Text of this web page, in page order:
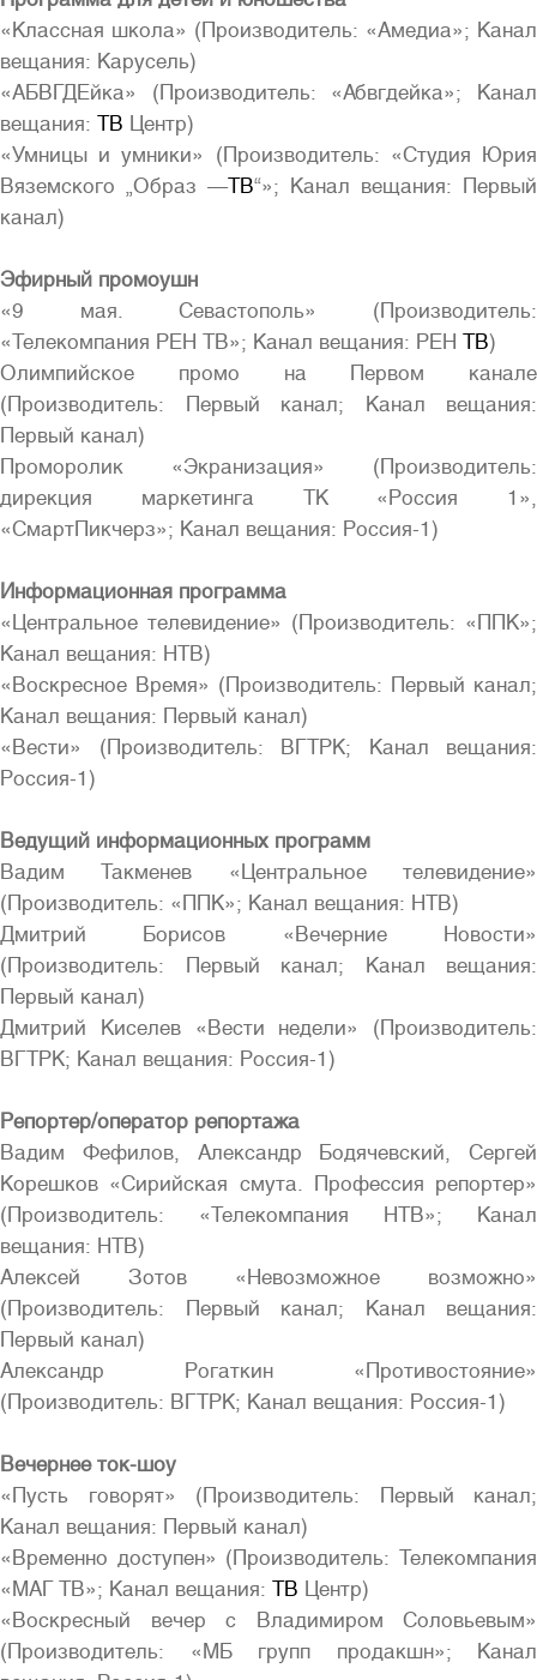
«Классная школа» (Производитель: «Амедиа»; Канал
вещания: Карусель)
«АБВГДЕйка» (Производитель: «Абвгдейка»; Канал
вещания: ТВ Центр)
«Умницы и умники» (Производитель: «Студия Юрия
Вяземского „Образ —ТВ“»; Канал вещания: Первый
канал)
Эфирный промоушн
«9 мая. Севастополь» (Производитель:
«Телекомпания РЕН ТВ»; Канал вещания: РЕН ТВ)
Олимпийское промо на Первом канале
(Производитель: Первый канал; Канал вещания:
Первый канал)
Проморолик «Экранизация» (Производитель:
дирекция маркетинга ТК «Россия 1»,
«СмартПикчерз»; Канал вещания: Россия-1)
Информационная программа
«Центральное телевидение» (Производитель: «ППК»;
Канал вещания: НТВ)
«Воскресное Время» (Производитель: Первый канал;
Канал вещания: Первый канал)
«Вести» (Производитель: ВГТРК; Канал вещания:
Россия-1)
Ведущий информационных программ
Вадим Такменев «Центральное телевидение»
(Производитель: «ППК»; Канал вещания: НТВ)
Дмитрий Борисов «Вечерние Новости»
(Производитель: Первый канал; Канал вещания:
Первый канал)
Дмитрий Киселев «Вести недели» (Производитель:
ВГТРК; Канал вещания: Россия-1)
Репортер/оператор репортажа
Вадим Фефилов, Александр Бодячевский, Сергей
Корешков «Сирийская смута. Профессия репортер»
(Производитель: «Телекомпания НТВ»; Канал
вещания: НТВ)
Алексей Зотов «Невозможное возможно»
(Производитель: Первый канал; Канал вещания:
Первый канал)
Александр Рогаткин «Противостояние»
(Производитель: ВГТРК; Канал вещания: Россия-1)
Вечернее ток-шоу
«Пусть говорят» (Производитель: Первый канал;
Канал вещания: Первый канал)
«Временно доступен» (Производитель: Телекомпания
«МАГ ТВ»; Канал вещания: ТВ Центр)
«Воскресный вечер с Владимиром Соловьевым»
(Производитель: «МБ групп продакшн»; Канал